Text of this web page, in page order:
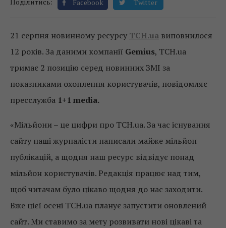
Facebook Twitter
21 серпня новинному ресурсу ТСН.ua виповнилося
12 років. За даними компанії Gemius, ТСН.ua
тримає 2 позицію серед новинних ЗМІ за
показниками охоплення користувачів, повідомляє
пресслужба 1+1 media.
«Мільйони – це цифри про ТСН.ua. За час існування
сайту наші журналісти написали майже мільйон
публікацій, а щодня наш ресурс відвідує понад
мільйон користувачів. Редакція працює над тим,
щоб читачам було цікаво щодня до нас заходити.
Вже цієї осені ТСН.ua планує запустити оновлений
сайт. Ми ставимо за мету розвивати нові цікаві та